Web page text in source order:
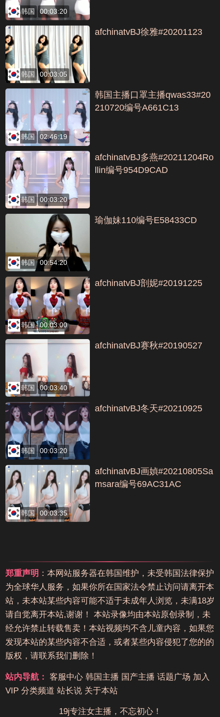
韩国 00:03:20
韩国 00:03:05
afchinatvBJ徐雅#20201123
韩国 02:46:19
韩国主播口罩主播qwas33#20
210720编号A661C13
韩国 00:03:20
afchinatvBJ多燕#20211204Ro
llin编号954D9CAD
韩国 00:54:20
瑜伽妹110编号E58433CD
韩国 00:03:00
afchinatvBJ剖妮#20191225
韩国 00:03:40
afchinatvBJ赛秋#20190527
韩国 00:03:20
afchinatvBJ冬天#20210925
韩国 00:03:35
afchinatvBJ画媜#20210805Sa
msara编号69AC31AC
郑重声明 ：本网站服务器在韩国维护，未受韩国法律保护
为全球华人服务，如果你所在国家法令禁止访问请离开本
站，未本站某些内容可能不适于未成年人浏览，未满18岁
请自觉离开本站,谢谢！ 本站录像均由本站原创录制，未
经允许禁止转载售卖！本站视频均不含儿童内容，如果您
发现本站的某些内容不合适，或者某些内容侵犯了您的的
版权，请联系我们删除！
站内导航： 客服中心 韩国主播 国产主播 话题广场 加入
VIP 分类频道 站长说 关于本站
19j专注女主播，不忘初心！